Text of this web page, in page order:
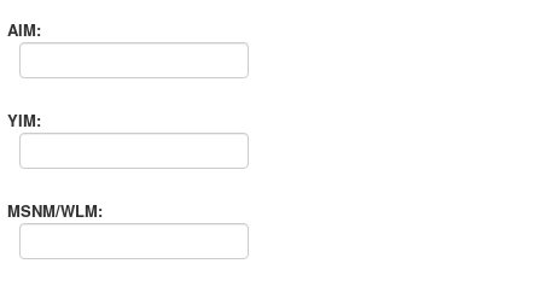
AIM:
YIM:
MSNM/WLM: